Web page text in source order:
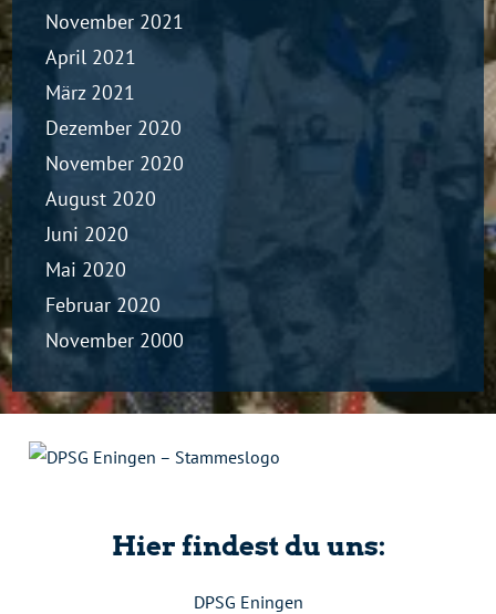
November 2021
April 2021
März 2021
Dezember 2020
November 2020
August 2020
Juni 2020
Mai 2020
Februar 2020
November 2000
Hier findest du uns:
DPSG Eningen